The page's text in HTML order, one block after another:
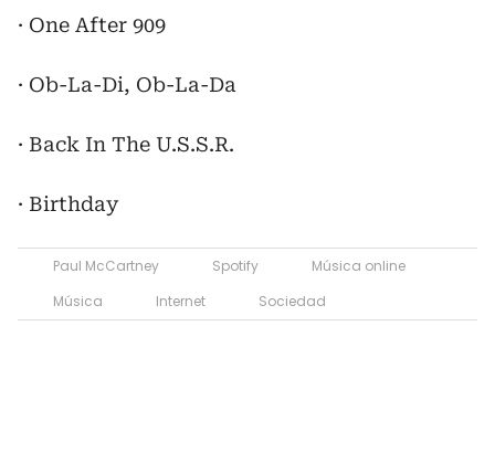
· One After 909
· Ob-La-Di, Ob-La-Da
· Back In The U.S.S.R.
· Birthday
Paul McCartney Spotify
Música online
Música
Internet Sociedad